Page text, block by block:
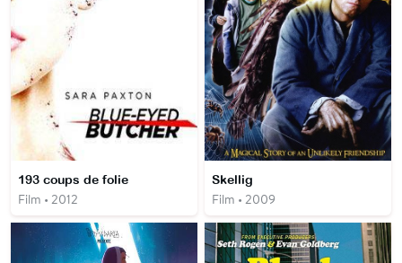
193 coups de folie
Film • 2012
Skellig
Film • 2009